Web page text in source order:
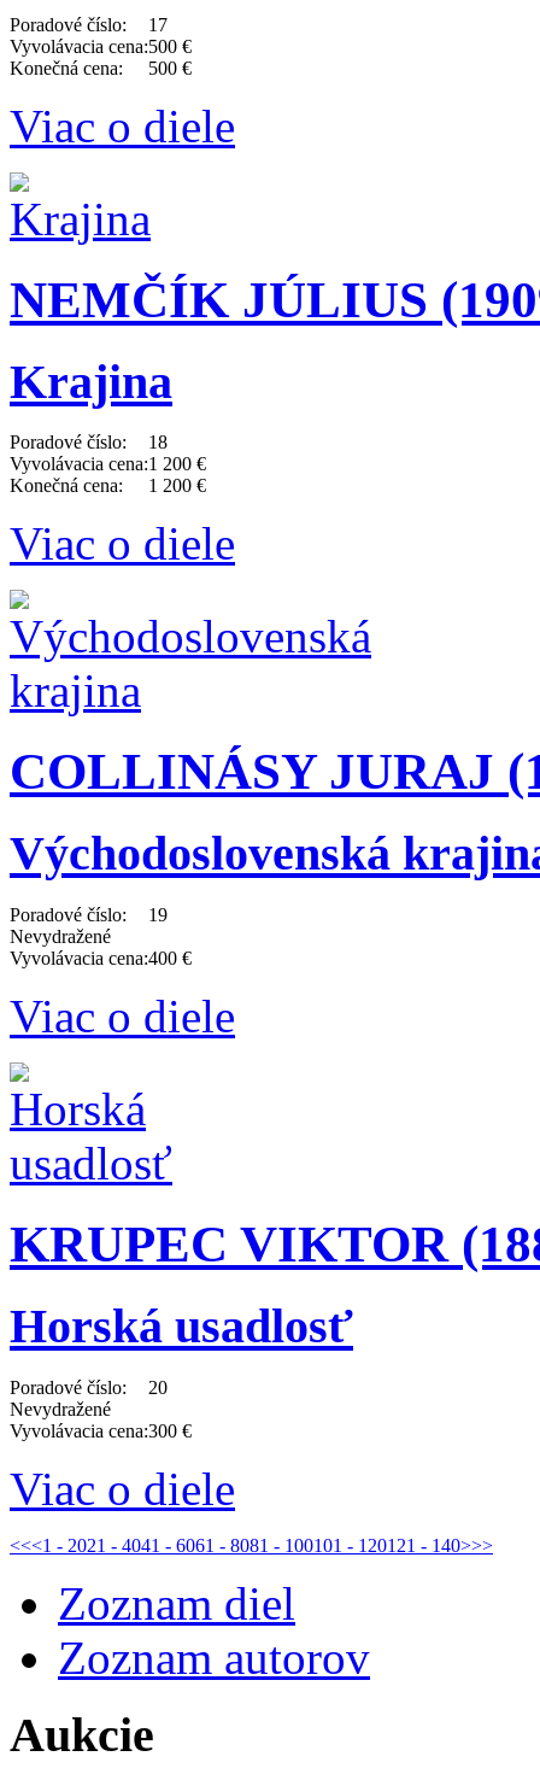
Poradové číslo:
17
Vyvolávacia cena:500 €
Konečná cena:
500 €
Viac o diele
NEMČÍK JÚLIUS
Krajina
Poradové číslo:
18
Vyvolávacia cena:1 200 €
Konečná cena:
1 200 €
Viac o diele
COLLINÁSY JURAJ
Východoslovenská
Poradové číslo:
19
Nevydražené
Vyvolávacia cena:400 €
Viac o diele
KRUPEC VIKTOR
Horská usadlosť
Poradové číslo:
20
Nevydražené
Vyvolávacia cena:300 €
Viac o diele
<<<1 - 2021 - 4041 - 6061 - 8081 - 100101 - 120121 - 140>>>
Zoznam diel
Zoznam autorov
Aukcie